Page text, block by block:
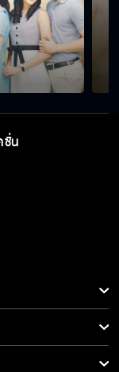
อง
ชั่น